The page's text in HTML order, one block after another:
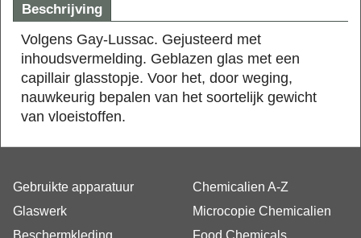
Beschrijving
Volgens Gay-Lussac. Gejusteerd met
inhoudsvermelding. Geblazen glas met een
capillair glasstopje. Voor het, door weging,
nauwkeurig bepalen van het soortelijk gewicht
van vloeistoffen.
Gebruikte apparatuur
Glaswerk
Beschermkleding
Chemicalien A-Z
Microcopie Chemicalien
Food Chemicals